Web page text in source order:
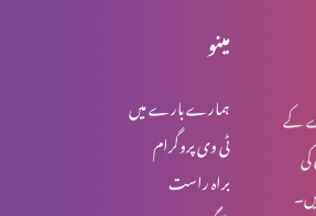
کلام مقدس میں (حصہ 1)
مینو
ہمارے بارے میں
ٹی وی پروگرام
براہ راست
کے